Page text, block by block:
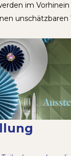
im